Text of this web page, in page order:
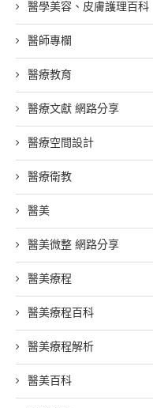
醫學美容、皮膚護理百科
醫師專欄
醫療教育
醫療文獻 網路分享
醫療空間設計
醫療衛教
醫美
醫美微整 網路分享
醫美療程
醫美療程百科
醫美療程解析
醫美百科